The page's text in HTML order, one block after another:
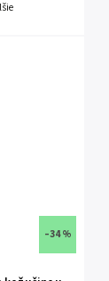
–34 %